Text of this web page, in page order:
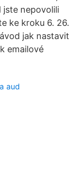
jste nepovolili
ke kroku 6. 26.
jak nastavit
emailové
aud